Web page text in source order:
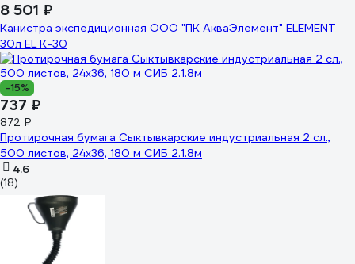
8 501 ₽
Канистра экспедиционная ООО "ПК АкваЭлемент" ELEMENT
30л EL K-30
-15%
737 ₽
872 ₽
Протирочная бумага Сыктывкарские индустриальная 2 сл.,
500 листов, 24х36, 180 м СИБ 2.1.8м
4.6
(18)